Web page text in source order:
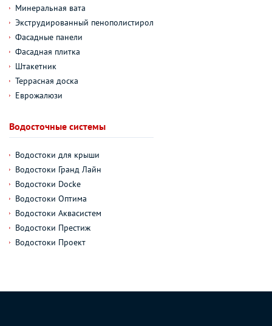
Минеральная вата
Экструдированный пенополистирол
Фасадные панели
Фасадная плитка
Штакетник
Террасная доска
Еврожалюзи
Водосточные системы
Водостоки для крыши
Водостоки Гранд Лайн
Водостоки Docke
Водостоки Оптима
Водостоки Аквасистем
Водостоки Престиж
Водостоки Проект